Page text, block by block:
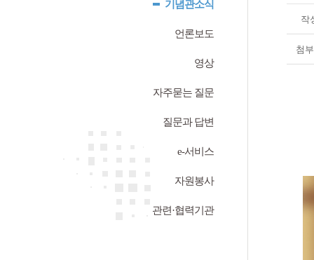
기념관소식
언론보도
영상
자주묻는 질문
질문과 답변
e-서비스
자원봉사
관련·협력기관
작
첨